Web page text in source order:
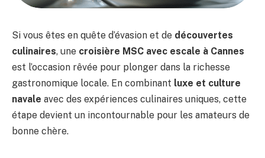
Si vous êtes en quête d’évasion et de découvertes
culinaires, une croisière MSC avec escale à Cannes
est l’occasion rêvée pour plonger dans la richesse
gastronomique locale. En combinant luxe et culture
navale avec des expériences culinaires uniques, cette
étape devient un incontournable pour les amateurs de
bonne chère.